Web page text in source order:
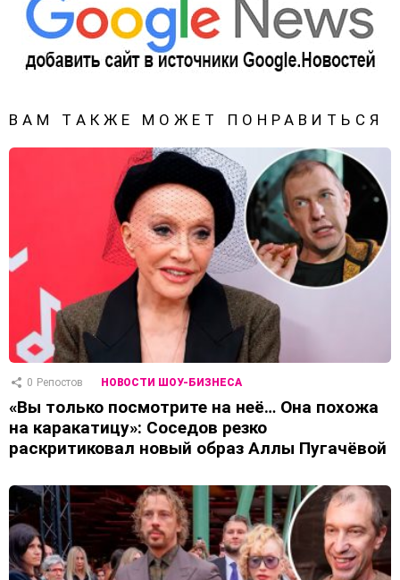
ВАМ ТАКЖЕ МОЖЕТ ПОНРАВИТЬСЯ
0 Репостов НОВОСТИ ШОУ-БИЗНЕСА
«Вы только посмотрите на неё… Она похожа
на каракатицу»: Соседов резко
раскритиковал новый образ Аллы Пугачёвой